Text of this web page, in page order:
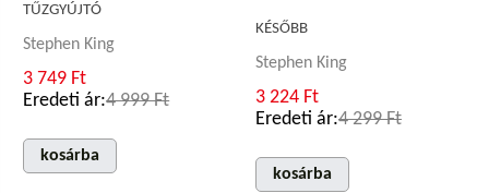
TŰZGYÚJTÓ
Stephen King
3 749 Ft
Eredeti ár:4 999 Ft
kosárba
KÉSŐBB
Stephen King
3 224 Ft
Eredeti ár:4 299 Ft
kosárba